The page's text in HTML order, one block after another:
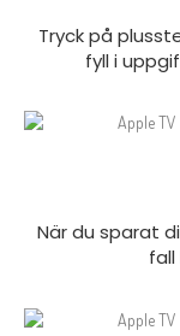
Tryck på
fyll i
När du sparat
fall